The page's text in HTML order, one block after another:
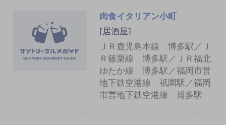
肉食イタリアン小町
[居酒屋]
ＪＲ鹿児島本線 博多駅／Ｊ
Ｒ篠栗線 博多駅／ＪＲ福北
ゆたか線 博多駅／福岡市営
地下鉄空港線 祇園駅／福岡
市営地下鉄空港線 博多駅